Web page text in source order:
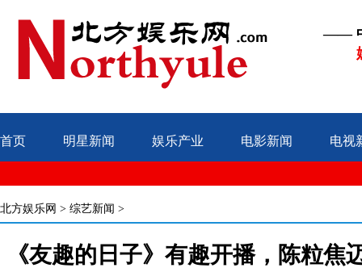
——
首页 明星新闻 娱乐产业 电影新闻 电视
北方娱乐网 > 综艺新闻 >
《友趣的日子》有趣开播，陈粒